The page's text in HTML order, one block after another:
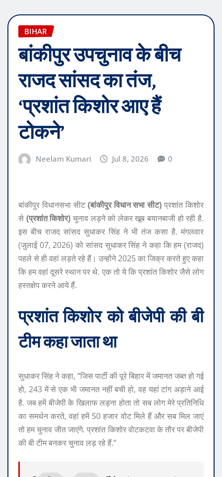
BIHAR
बांकीपुर उपचुनाव के बीच
राजद सांसद का तंज,
‘प्रशांत किशोर आए हैं
टोकने’
Neelam Kumari Jul 8, 2026 0
बांकीपुर विधानसभा सीट(बांकीपुर विधान सभा सीट) प्रशांत किशोर
से (प्रशांत किशोर) चुनाव लड़ने को लेकर खूब बयानबाजी हो रही है.
इस बीच राजद सांसद सुधाकर सिंह ने भी तंज कसा है. मंगलवार
(जुलाई 07, 2026) को सांसद सुधाकर सिंह ने कहा कि हम (राजद)
पहले से ही वहां लड़ते रहे हैं। उन्होंने 2025 का जिक्र करते हुए कहा
कि हम वहां दूसरे स्थान पर थे. एक तो ये कि प्रशांत किशोर जैसे लोग
हस्तक्षेप करने आये हैं.
प्रशांत किशोर को बीजेपी की बी
टीम कहा जाता था
सुधाकर सिंह ने कहा, “जिस पार्टी की पूरे बिहार में जमानत जब्त हो गई
हो, 243 में से एक भी जमानत नहीं बची हो, वह यहां टांग अड़ाने आई
है. जब हमें बीजेपी के खिलाफ लड़ना होता तो सब लोग मेरे प्रतिनिधि
का समर्थन करते, वहां हमें 50 हजार वोट मिले हैं और सब मिल जाएं
तो हम चुनाव जीत जाएंगे. प्रशांत किशोर वोटकटवा के तौर पर बीजेपी
की बी टीम बनकर चुनाव लड़ रहे हैं.”